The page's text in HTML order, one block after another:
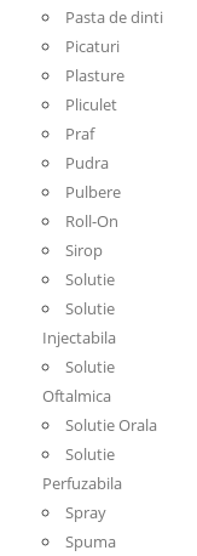
Pasta de dinti
Picaturi
Plasture
Pliculet
Praf
Pudra
Pulbere
Roll-On
Sirop
Solutie
Solutie
Injectabila
Solutie
Oftalmica
Solutie Orala
Solutie
Perfuzabila
Spray
Spuma